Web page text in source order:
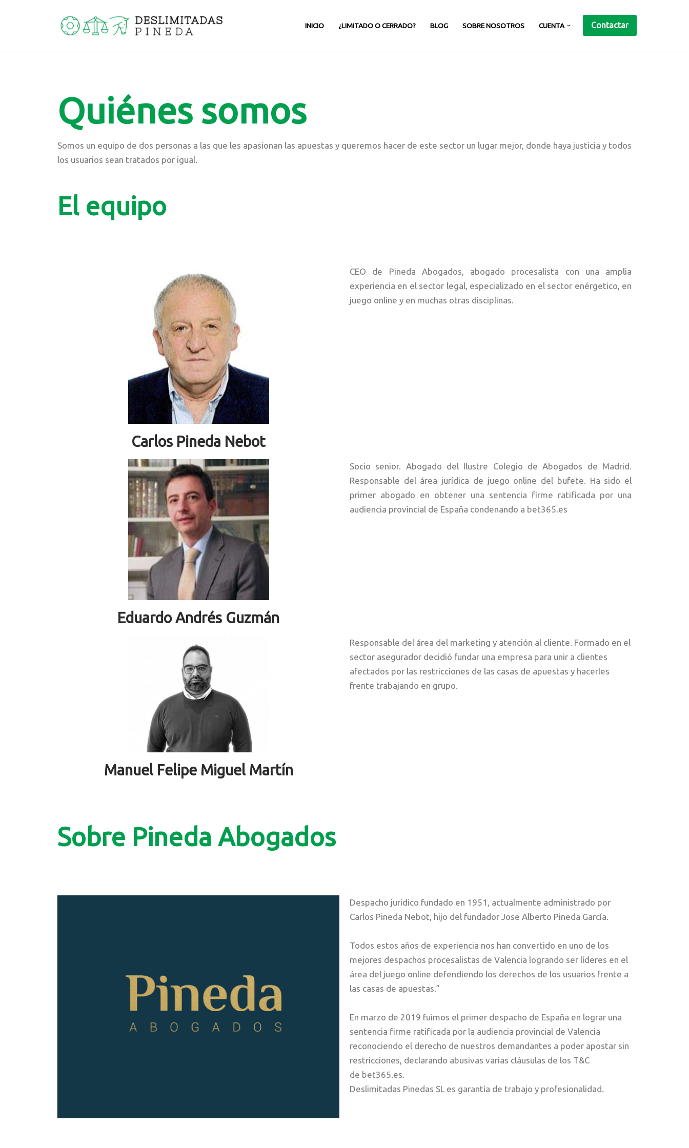
INICIO ¿LIMITADO O CERRADO? BLOG SOBRE NOSOTROS CUENTA Contactar
Quiénes somos
Somos un equipo de dos personas a las que les apasionan las apuestas y queremos hacer de este sector un lugar mejor, donde haya justicia y todos
los usuarios sean tratados por igual.
El equipo
Carlos Pineda Nebot
CEO de Pineda Abogados, abogado procesalista con una amplia
experiencia en el sector legal, especializado en el sector enérgetico, en
juego online y en muchas otras disciplinas.
Eduardo Andrés Guzmán
Socio senior. Abogado del Ilustre Colegio de Abogados de Madrid.
Responsable del área jurídica de juego online del bufete. Ha sido el
primer abogado en obtener una sentencia firme ratificada por una
audiencia provincial de España condenando a bet365.es
Manuel Felipe Miguel Martín​
Responsable del área del marketing y atención al cliente. Formado en el
sector asegurador decidió fundar una empresa para unir a clientes
afectados por las restricciones de las casas de apuestas y hacerles
frente trabajando en grupo.
Sobre Pineda Abogados
Despacho jurídico fundado en 1951, actualmente administrado por
Carlos Pineda Nebot, hijo del fundador Jose Alberto Pineda García.
Todos estos años de experiencia nos han convertido en uno de los
mejores despachos procesalistas de Valencia logrando ser líderes en el
área del juego online defendiendo los derechos de los usuarios frente a
las casas de apuestas.”
En marzo de 2019 fuimos el primer despacho de España en lograr una
sentencia firme ratificada por la audiencia provincial de Valencia
reconociendo el derecho de nuestros demandantes a poder apostar sin
restricciones, declarando abusivas varias cláusulas de los T&C
de bet365.es.
Deslimitadas Pinedas SL es garantía de trabajo y profesionalidad.